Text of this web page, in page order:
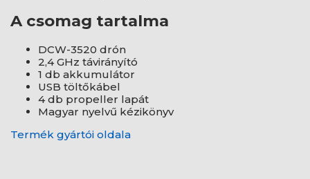
A csomag tartalma
DCW-3520 drón
2,4 GHz távirányító
1 db akkumulátor
USB töltőkábel
4 db propeller lapát
Magyar nyelvű kézikönyv
Termék gyártói oldala